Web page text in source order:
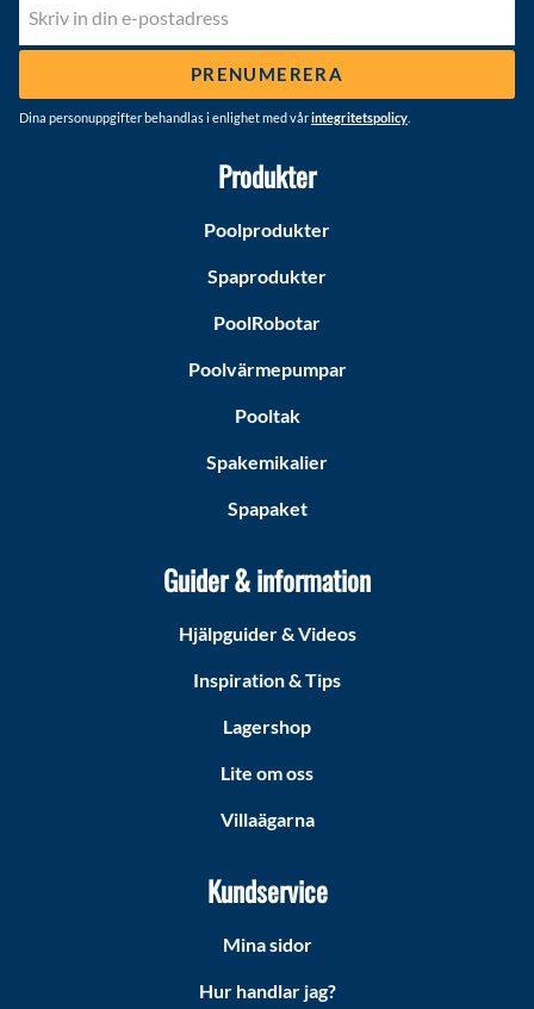
PRENUMERERA
Dina personuppgifter behandlas i enlighet med vårintegritetspolicy
Produkter
Poolprodukter
Spaprodukter
PoolRobotar
Poolvärmepumpar
Pooltak
Spakemikalier
Spapaket
Guider & information
Hjälpguider & Videos
Inspiration & Tips
Lagershop
Lite om oss
Villaägarna
Kundservice
Mina sidor
Hur handlar jag?